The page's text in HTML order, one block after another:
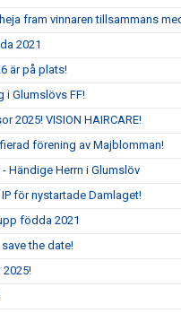
fram vinnaren tillsammans
2021
är på plats!
i Glumslövs FF!
2025! VISION HAIRCARE!
förening av Majblomman!
Händige Herrn i Glumslöv
för nystartade Damlaget!
födda 2021
the date!
2025!